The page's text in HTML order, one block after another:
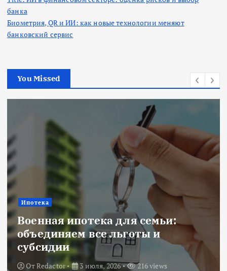
банка
Биометрия, QR и ИИ: как новые технологии меняют
банковский сервис
You Missed
Ипотека
Военная ипотека для семьи:
объединяем все льготы и
субсидии
ОтRedactor 3 июля, 2026 216 views